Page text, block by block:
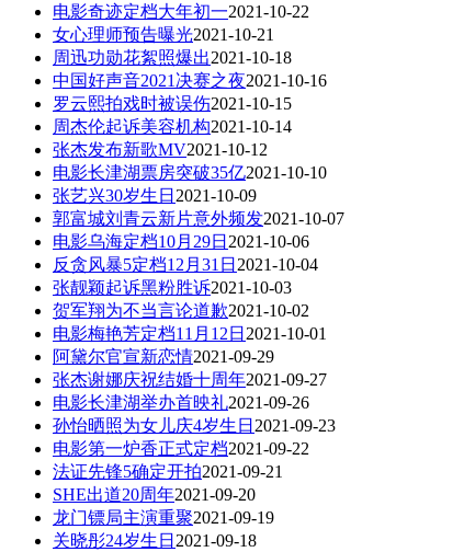
电影奇迹定档大年初一2021-10-22
女心理师预告曝光2021-10-21
周迅功勋花絮照爆出2021-10-18
中国好声音2021决赛之夜2021-10-16
罗云熙拍戏时被误伤2021-10-15
周杰伦起诉美容机构2021-10-14
张杰发布新歌MV2021-10-12
电影长津湖票房突破35亿2021-10-10
张艺兴30岁生日 2021-10-09
郭富城刘青云新片意外频发2021-10-07
电影乌海定档10月29日 2021-10-06
反贪风暴5定档12月31日 2021-10-04
张靓颖起诉黑粉胜诉2021-10-03
贺军翔为不当言论道歉2021-10-02
电影梅艳芳定档11月12日 2021-10-01
阿黛尔官宣新恋情2021-09-29
张杰谢娜庆祝结婚十周年2021-09-27
电影长津湖举办首映礼2021-09-26
孙怡晒照为女儿庆4岁生日 2021-09-23
电影第一炉香正式定档2021-09-22
法证先锋5确定开拍2021-09-21
SHE出道20周年2021-09-20
龙门镖局主演重聚2021-09-19
关晓彤24岁生日 2021-09-18